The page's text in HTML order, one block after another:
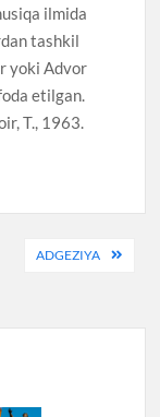
ilmida
tashkil
yoki Advor
etilgan.
T., 1963.
ADGEZIYA